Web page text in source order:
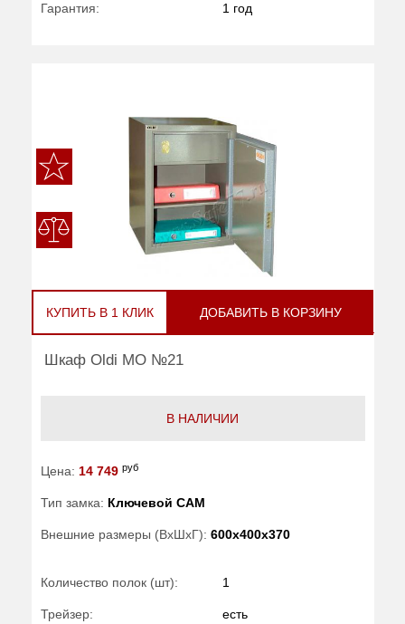
Гарантия: 1 год
КУПИТЬ В 1 КЛИК ДОБАВИТЬ В КОРЗИНУ
Шкаф Oldi МО №21
В НАЛИЧИИ
Цена: 14 749 руб
Тип замка: Ключевой САМ
Внешние размеры (ВхШхГ): 600x400x370
Количество полок (шт): 1
Трейзер: есть